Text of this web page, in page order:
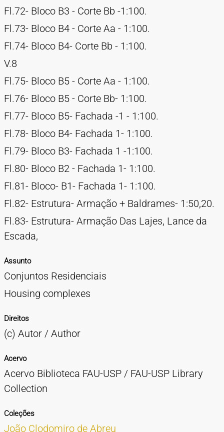
Fl.72- Bloco B3 - Corte Bb -1:100.
Fl.73- Bloco B4 - Corte Aa - 1:100.
Fl.74- Bloco B4- Corte Bb - 1:100.
V.8
Fl.75- Bloco B5 - Corte Aa - 1:100.
Fl.76- Bloco B5 - Corte Bb- 1:100.
Fl.77- Bloco B5- Fachada -1 - 1:100.
Fl.78- Bloco B4- Fachada 1- 1:100.
Fl.79- Bloco B3- Fachada 1 -1:100.
Fl.80- Bloco B2 - Fachada 1- 1:100.
Fl.81- Bloco- B1- Fachada 1- 1:100.
Fl.82- Estrutura- Armação + Baldrames- 1:50,20.
Fl.83- Estrutura- Armação Das Lajes, Lance da
Escada,
Assunto
Conjuntos Residenciais
Housing complexes
Direitos
(c) Autor / Author
Acervo
Acervo Biblioteca FAU-USP / FAU-USP Library
Collection
Coleções
João Clodomiro de Abreu